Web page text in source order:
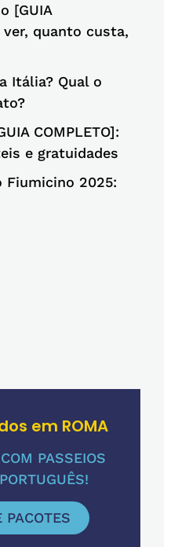
[GUIA
ver, quanto custa,
Itália? Qual o
COMPLETO]:
e gratuidades
Fiumicino 2025:
em ROMA
PASSEIOS
PACOTES